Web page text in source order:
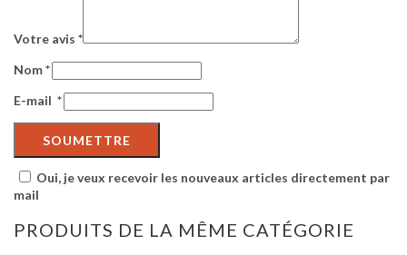
Votre avis *
Nom*
E-mail *
Oui, je veux recevoir les nouveaux articles directement par
mail
PRODUITS DE LA MÊME CATÉGORIE